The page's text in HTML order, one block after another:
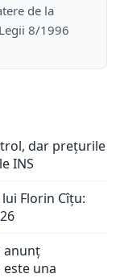
de la
8/1996
dar prețurile
INS
Florin Cîțu:
anunț
una